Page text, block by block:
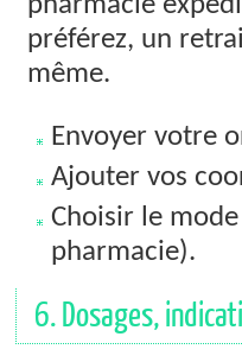
pharmacie
préférez, un
même.
Envoyer votre
Ajouter vos
Choisir le
pharmacie).
6. Dosages,